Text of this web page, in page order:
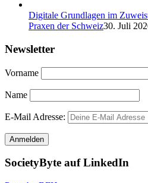
Digitale Grundlagen im
Praxen der Schweiz30. Juli
Newsletter
Vorname
Name
E-Mail Adresse:
SocietyByte auf LinkedIn